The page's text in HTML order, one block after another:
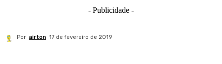
- Publicidade -
Por airton 17 de fevereiro de 2019